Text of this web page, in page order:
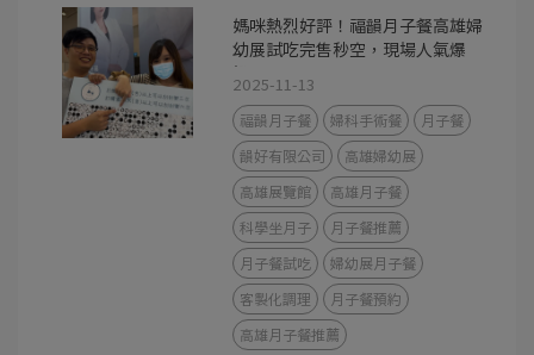
媽咪熱烈好評！福韻月子餐高雄婦
幼展試吃完售秒空，現場人氣爆
棚！
2025-11-13
福韻月子餐 婦科手術餐
月子餐
韻好有限公司
高雄婦幼展
高雄展覽館
高雄月子餐
科學坐月子
月子餐推薦
月子餐試吃
婦幼展月子餐
客製化調理
月子餐預約
高雄月子餐推薦